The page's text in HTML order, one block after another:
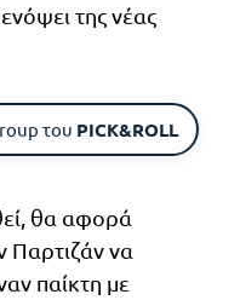
της νέας
του PICK&ROLL
θα αφορά
Παρτιζάν να
παίκτη με